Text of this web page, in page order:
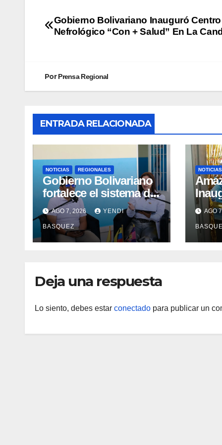
Gobierno Bolivariano Inauguró Centro
Nefrológico “Con + Salud” En La
PorPrensa Regional
ENTRADA RELACIONADA
NOTICIAS REGIONALES
Gobierno Bolivariano
fortalece el sistema de
salud en Aragua con la
reinauguración del CDI
La Mora
AGO 7, 2026 YENDI
BASQUEZ
NOTICIAS
II AGO
Deja una respuesta
Lo siento, debes estar conectado para publicar un